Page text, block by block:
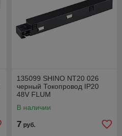
135099 SHINO NT20 026
черный Токопровод IP20
48V FLUM
В наличии
7 руб.